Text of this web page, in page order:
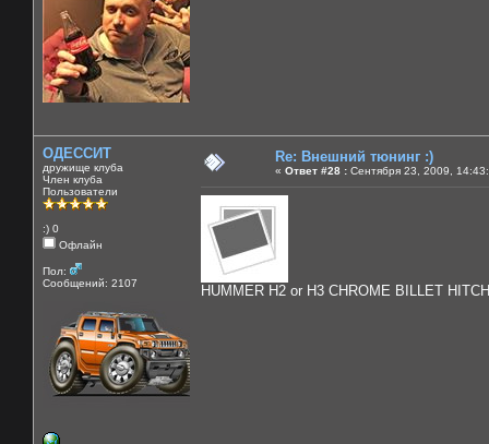
ОДЕССИТ
дружище клуба
Член клуба
Пользователи
:) 0
Офлайн
Пол:
Сообщений: 2107
Re: Внешний тюнинг :)
« Ответ #28 : Сентября 23, 2009,
HUMMER H2 or H3 CHROME BILLET